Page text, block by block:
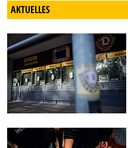
AKTUELLES